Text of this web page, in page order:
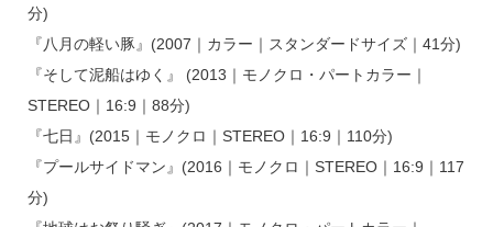
分)
『八月の軽い豚』(2007｜カラー｜スタンダードサイズ｜41分)
『そして泥船はゆく』 (2013｜モノクロ・パートカラー｜
STEREO｜16:9｜88分)
『七日』(2015｜モノクロ｜STEREO｜16:9｜110分)
『プールサイドマン』(2016｜モノクロ｜STEREO｜16:9｜117
分)